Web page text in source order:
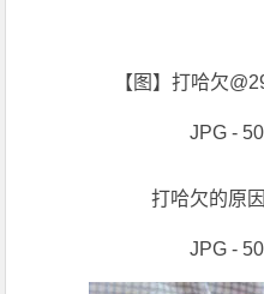
【图】打哈欠
JPG -
打哈欠的原
JPG -